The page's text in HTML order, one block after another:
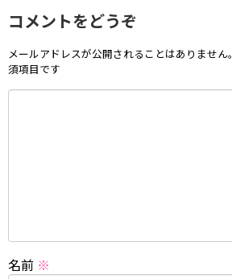
コメントをどうぞ
メールアドレスが公開されることはありません。
須項目です
名前 ※